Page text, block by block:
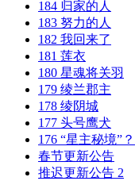
184 归家的人
183 努力的人
182 我回来了
181 莲衣
180 星魂将关羽
179 绫兰郡主
178 绫阴城
177 头号鹰犬
176 “星主秘境”？
春节更新公告
推迟更新公告 2